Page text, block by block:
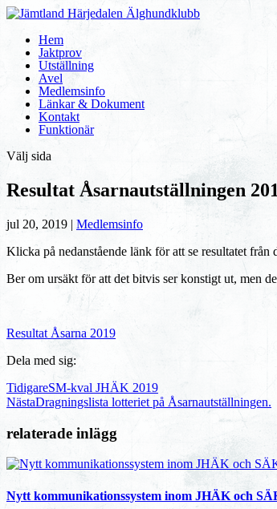
Hem
Jaktprov
Utställning
Avel
Medlemsinfo
Länkar & Dokument
Kontakt
Funktionär
Välj sida
Resultat Åsarnautställningen
jul 20, 2019 | Medlemsinfo
Klicka på nedanstående länk för att se resultatet från
Ber om ursäkt för att det bitvis ser konstigt ut, men
Resultat Åsarna 2019
Dela med sig:
TidigareSM-kval JHÄK 2019
NästaDragningslista lotteriet på Åsarnautställningen.
relaterade inlägg
Nytt kommunikationssystem inom JHÄK och